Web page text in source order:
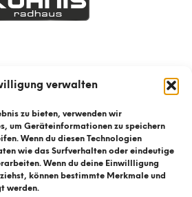
verwalten
zu bieten, verwenden wir
um Geräteinformationen zu speichern
Wenn du diesen Technologien
wie das Surfverhalten oder eindeutige
Wenn du deine Einwillligung
können bestimmte Merkmale und
werden.